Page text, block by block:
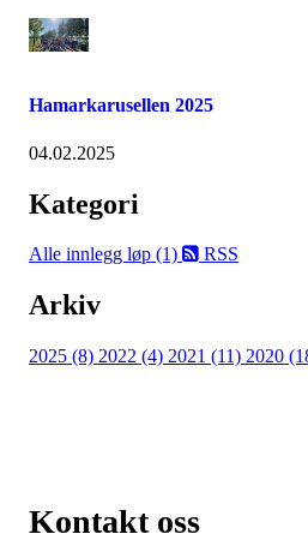
Hamarkarusellen 2025
04.02.2025
Kategori
Alle innlegg løp (1) RSS
Arkiv
2025 (8) 2022 (4) 2021 (11) 2020
Kontakt oss